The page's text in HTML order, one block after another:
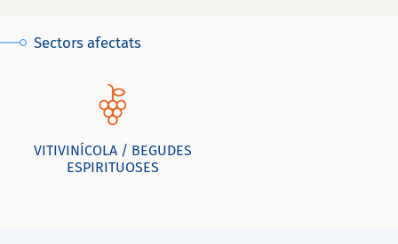
Sectors afectats
VITIVINÍCOLA / BEGUDES
ESPIRITUOSES